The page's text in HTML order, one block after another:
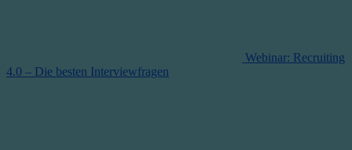
Webinar: Recruiting
4.0 – Die besten Interviewfragen